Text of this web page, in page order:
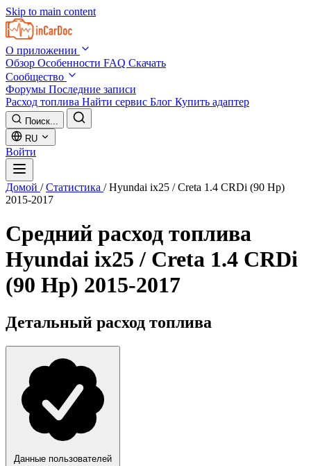
Skip to main content
О приложении
Обзор Особенности FAQ Скачать
Сообщество
Форумы Последние записи
Расход топлива Найти сервис Блог Купить адаптер
Поиск...
RU
Войти
Домой / Статистика / Hyundai ix25 / Creta 1.4 CRDi (90 Hp)
2015-2017
Средний расход топлива
Hyundai ix25 / Creta 1.4 CRDi
(90 Hp) 2015-2017
Детальный расход топлива
Данные пользователей